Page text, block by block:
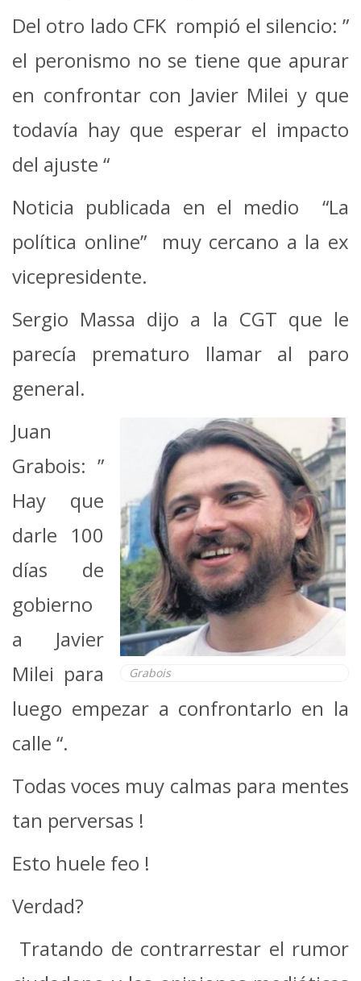
Del otro lado CFK rompió el silencio: ”
el peronismo no se tiene que apurar
en confrontar con Javier Milei y que
todavía hay que esperar el impacto
del ajuste “
Noticia publicada en el medio “La
política online” muy cercano a la ex
vicepresidente.
Sergio Massa dijo a la CGT que le
parecía prematuro llamar al paro
general.
Grabois
Juan
Grabois: ”
Hay que
darle 100
días de
gobierno
a Javier
Milei para
luego empezar a confrontarlo en la
calle “.
Todas voces muy calmas para mentes
tan perversas !
Esto huele feo !
Verdad?
Tratando de contrarrestar el rumor